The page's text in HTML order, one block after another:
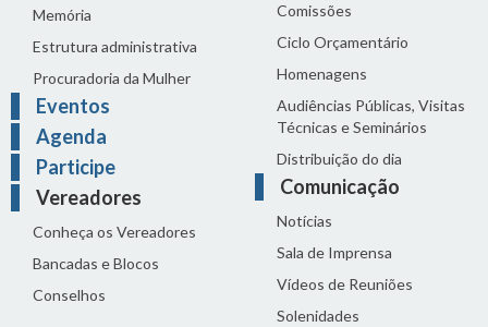
Memória
Estrutura administrativa
Procuradoria da Mulher
Eventos
Agenda
Participe
Vereadores
Conheça os Vereadores
Bancadas e Blocos
Conselhos
Comissões
Ciclo Orçamentário
Homenagens
Audiências Públicas, Visitas
Técnicas e Seminários
Distribuição do dia
Comunicação
Notícias
Sala de Imprensa
Vídeos de Reuniões
Solenidades